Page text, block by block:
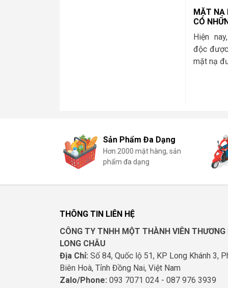
MẶT NẠ
CÓ
NHƯ
LAO
Hiện
độc
mặt nạ
Sản Phẩm Đa Dạng
Hơn 2000 mặt hàng, sản
phẩm đa dạng
THÔNG TIN LIÊN HỆ
CÔNG TY TNHH MỘT THÀNH VIÊN
LONG CHÂU
Địa Chỉ: Số 84, Quốc lộ 51, KP Long Khánh 3,
Biên Hoà, Tỉnh Đồng Nai, Việt Nam
Zalo/Phone: 093 7071 024 - 087 976 3939